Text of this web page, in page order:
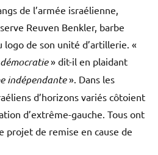
de l’armée israélienne,
Reuven Benkler, barbe
de son unité d’artillerie. «
» dit-il en plaidant
indépendante». Dans les
d’horizons variés côtoient
d’extrême-gauche. Tous ont
projet de remise en cause de